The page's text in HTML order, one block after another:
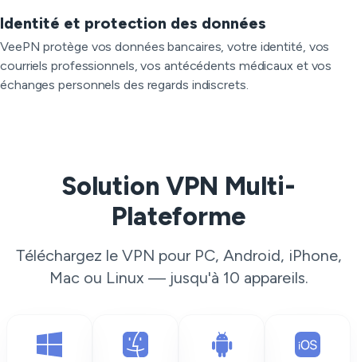
Identité et protection des données
VeePN protège vos données bancaires, votre identité, vos
courriels professionnels, vos antécédents médicaux et vos
échanges personnels des regards indiscrets.
Solution VPN Multi-
Plateforme
Téléchargez le VPN pour PC, Android, iPhone,
Mac ou Linux — jusqu'à 10 appareils.